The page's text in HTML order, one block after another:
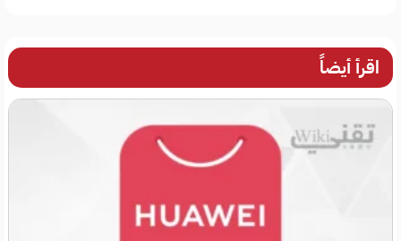
اقرأ أيضاً